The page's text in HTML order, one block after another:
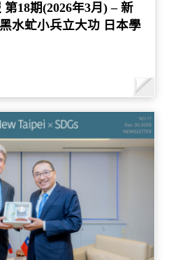
18期(2026年3月) – 新
水虻小兵立大功 日本學